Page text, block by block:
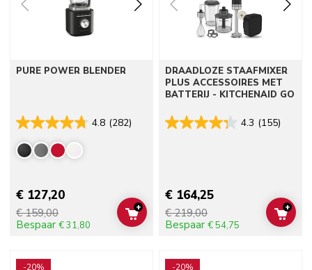
PURE POWER BLENDER
4.8 (282)
€ 127,20
€ 159,00
Bespaar € 31,80
ADD TO CART
+
DRAADLOZE STAAFMIXER
PLUS ACCESSOIRES MET
BATTERIJ - KITCHENAID GO
4.3 (155)
€ 164,25
€ 219,00
Bespaar € 54,75
ADD
+
-20% -20%